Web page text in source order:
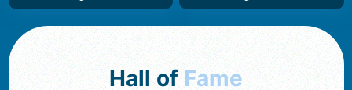
Hall of Fame